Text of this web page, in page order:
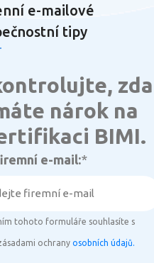
e-mailové
tipy
zda
nárok na
BIMI.
e-mail:*
tohoto formuláře souhlasíte s
ochrany osobních údajů.